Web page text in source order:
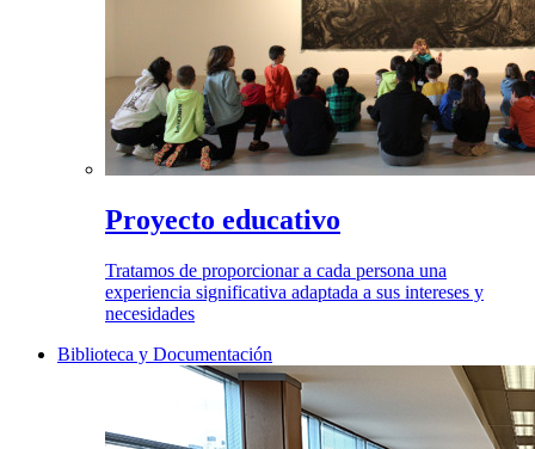
Proyecto educativo
Tratamos de proporcionar a cada persona una
experiencia significativa adaptada a sus intereses y
necesidades
Biblioteca y Documentación